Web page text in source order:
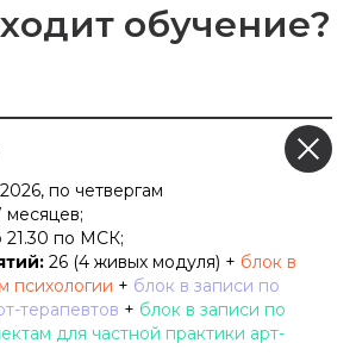
обучение?
по четвергам
месяцев;
21.30 по МСК;
26 (4 живых модуля) + блок в
психологии + блок в записи по
терапевтов + блок в записи по
для частной практики арт-